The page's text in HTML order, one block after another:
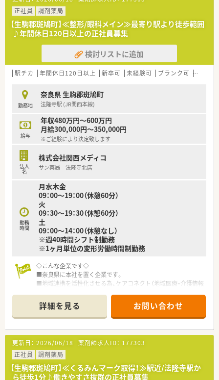
正社員
調剤薬局
【生駒郡斑鳩町】≪整形/眼科メイン≫最寄り駅より徒歩範囲
♪年間休日120日以上の正社員募集
検討リストに追加
駅チカ 年間休日120日以上 新卒可 未経験可 ブランク可 高給与
勤務地
奈良県 生駒郡斑鳩町
法隆寺駅 (JR関西本線)
給与
年収480万円～600万円
月給300,000円～350,000円
※ご経験により決定致します
法人
名
株式会社関西メディコ
サン薬局 法隆寺北店
勤務
時間
月水木金
09：00～19：00（休憩60分）
火
09：30～19：30（休憩60分）
土
09：00～14：00（休憩なし）
※週40時間シフト制勤務
※1ヶ月単位の変形労働時間制勤務
◇こんな企業です◇
■奈良県に本社を置く企業です。
■地域連携を活性化させる為、ケアコネクト（地域医療・介護情報
■ボトムアップを大切にする会社です。在宅推進チームや学会
発表チーム、マニュアルチームなど手上げ式で有志を募り、やり
たい仕事をしてもらいながら社内を活気付けたいという考えで
す。
■ライフワークバランスも重視されており、有休取得率100％、
育休取得・復帰率100％、平均残業時間7ｈ/月、離職率5％など従
業員満足度は非常に高いです。
■ボトムアップ・地域連携・ライフワークバランスを実現してい
る結果、「優良企業ガイド 2018」にて奈良県1位を獲得！
詳細を見る お問い合わせ
更新日： 2026/06/18 薬剤師求人ID： 177303
正社員
調剤薬局
【生駒郡斑鳩町】≪くるみんマーク取得！≫駅近/法隆寺駅か
ら徒歩1分♪働きやすさ抜群の正社員募集